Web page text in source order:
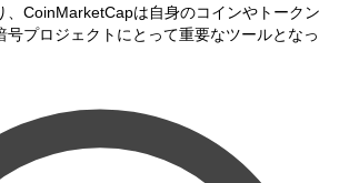
、CoinMarketCapは自身のコインやトークン
号プロジェクトにとって重要なツールとなっ